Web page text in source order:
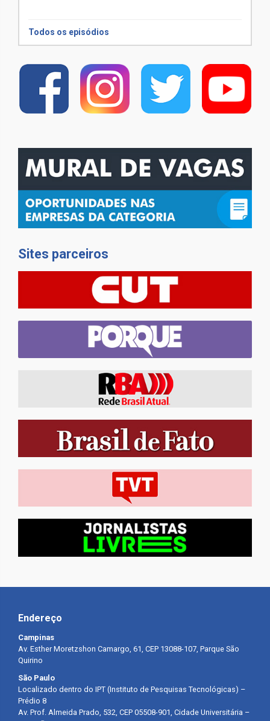
Todos os episódios
Sites parceiros
Endereço
Campinas
Av. Esther Moretzshon Camargo, 61, CEP 13088-107, Parque São
Quirino
São Paulo
Localizado dentro do IPT (Instituto de Pesquisas Tecnológicas) –
Prédio 8
Av. Prof. Almeida Prado, 532, CEP 05508-901, Cidade Universitária –